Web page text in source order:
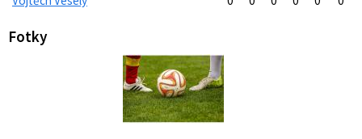
Fotky